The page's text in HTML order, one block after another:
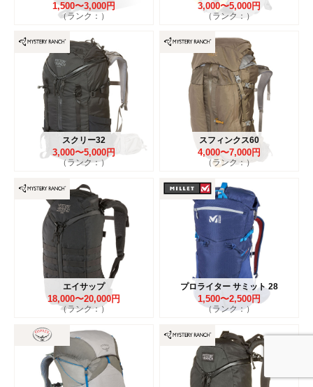
1,500〜3,000円
（ランク：）
3,000〜5,000円
（ランク：）
スクリー32
3,000〜5,000円
（ランク：）
スフィンクス60
4,000〜7,000円
（ランク：）
エイサップ
18,000〜20,000円
（ランク：）
プロライター サミット 28
1,500〜2,500円
（ランク：）